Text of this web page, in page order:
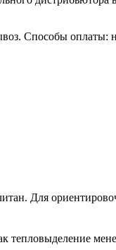
Способы оплаты:
Для